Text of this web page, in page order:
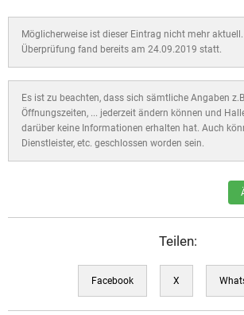
Möglicherweise ist dieser Eintrag nicht mehr
Überprüfung fand bereits am 24.09.2019 statt.
Es ist zu beachten, dass sich sämtliche Angaben
Öffnungszeiten, ... jederzeit ändern können und
darüber keine Informationen erhalten hat. Auch
Dienstleister, etc. geschlossen worden sein.
Teilen:
Facebook X